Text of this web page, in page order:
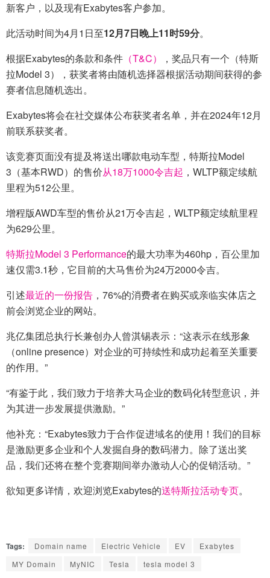
新客户，以及现有Exabytes客户参加。
此活动时间为4月1日至12月7日晚上11时59分。
根据Exabytes的条款和条件 （T&C）
，奖品只有一个（特斯
拉Model 3），获奖者将由随机选择器根据活动期间获得的参
赛者信息随机选出。
Exabytes将会在社交媒体公布获奖者名单，并在2024年12月
前联系获奖者。
该竞赛页面没有提及将送出哪款电动车型，特斯拉Model
3（基本RWD）的售价从18万1000令吉起 ，WLTP额定续航
里程为512公里。
增程版AWD车型的售价从21万令吉起，WLTP额定续航里程
为629公里。
特斯拉Model 3 Performance的最大功率为460hp，百公里加
速仅需3.1秒，它目前的大马售价为24万2000令吉。
引述最近的一份报告 ，76%的消费者在购买或亲临实体店之
前会浏览企业的网站。
兆亿集团总执行长兼创办人曾淇锡表示：“这表示在线形象
（online presence）对企业的可持续性和成功起着至关重要
的作用。”
“有鉴于此，我们致力于培养大马企业的数码化转型意识，并
为其进一步发展提供激励。”
他补充：“Exabytes致力于合作促进域名的使用！我们的目标
是激励更多企业和个人发掘自身的数码潜力。除了送出奖
品，我们还将在整个竞赛期间举办激动人心的促销活动。”
欲知更多详情，欢迎浏览Exabytes的送特斯拉活动专页。
Tags: Domain name Electric Vehicle EV
Exabytes
MY Domain
MyNIC Tesla tesla model 3